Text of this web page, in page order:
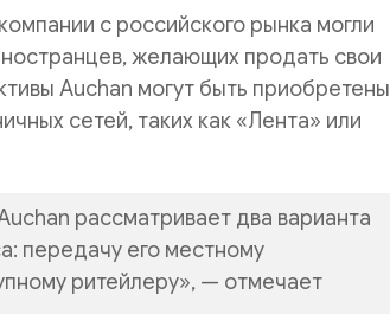
с российского рынка могли
желающих продать свои
Auchan могут быть приобретены
сетей, таких как «Лента» или
рассматривает два варианта
передачу его местному
ритейлеру», — отмечает